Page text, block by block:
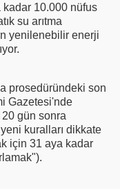
kadar 10.000 nüfus
su arıtma
yenilenebilir enerji
prosedüründeki son
Gazetesi'nde
20 gün sonra
kuralları dikkate
için 31 aya kadar